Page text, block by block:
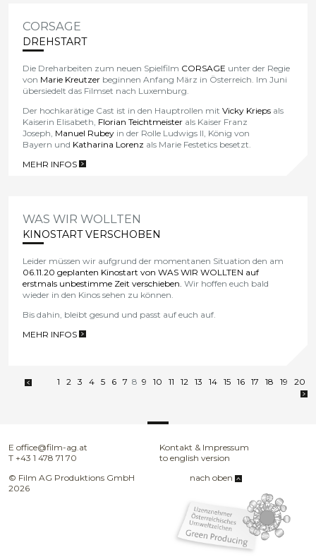
CORSAGE
DREHSTART
Die Dreharbeiten zum neuen Spielfilm CORSAGE unter der Regie
von Marie Kreutzer beginnen Anfang März in Österreich. Im Juni
übersiedelt das Filmset nach Luxemburg.
Der hochkarätige Cast ist in den Hauptrollen mitVicky Krieps als
Kaiserin Elisabeth, Florian Teichtmeister als Kaiser Franz
Joseph, Manuel Rubey in der Rolle Ludwigs II, König von
Bayern und Katharina Lorenz als Marie Festetics besetzt.
MEHR INFOS
WAS WIR WOLLTEN
KINOSTART VERSCHOBEN
Leider müssen wir aufgrund der momentanen Situation den am
06.11.20geplanten Kinostart von WAS WIR WOLLTEN auf
erstmals unbestimme Zeit verschieben. Wir hoffen euch bald
wieder in den Kinos sehen zu können.
Bis dahin, bleibt gesund und passt auf euch auf.
MEHR INFOS
1 2 3 4 5 6 7 8 9 10 11 12 13 14 15 16 17 18 19 20
E office@film-ag.at
T +43 1 478 71 70
Kontakt & Impressum
to english version
© Film AG Produktions GmbH
2026
nach oben